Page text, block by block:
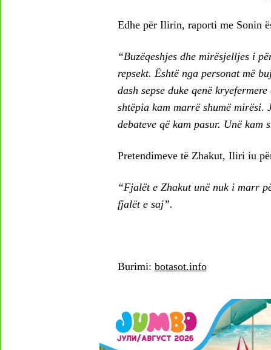
Edhe për Ilirin, raporti me Sonin
“Buzëqeshjes dhe mirësjelljes i
repsekt. Është nga personat më
dash sepse duke qenë
shtëpia kam marrë shumë mirësi.
debateve që kam pasur. Unë kam
Pretendimeve të Zhakut, Iliri iu
“Fjalët e Zhakut unë nuk i marr
fjalët e saj”.
Burimi: botasot.info